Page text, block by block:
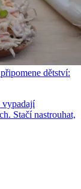
dětství:
vypadají
Stačí nastrouhat,